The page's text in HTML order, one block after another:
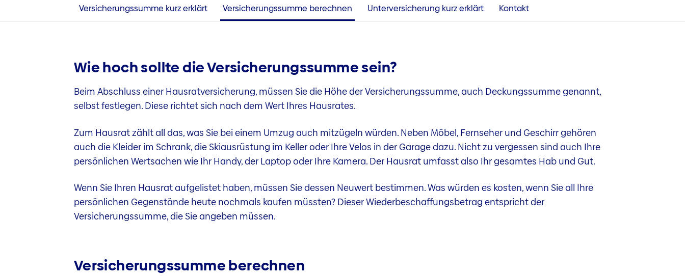
Versicherungssumme kurz erklärt Versicherungssumme berechnen Unterversicherung kurz erklärt Kontakt
Wie hoch sollte die Versicherungssumme sein?
Beim Abschluss einer Hausratversicherung, müssen Sie die Höhe der Versicherungssumme, auch Deckungssumme genannt,
selbst festlegen. Diese richtet sich nach dem Wert Ihres Hausrates.
Zum Hausrat zählt all das, was Sie bei einem Umzug auch mitzügeln würden. Neben Möbel, Fernseher und Geschirr gehören
auch die Kleider im Schrank, die Skiausrüstung im Keller oder Ihre Velos in der Garage dazu. Nicht zu vergessen sind auch Ihre
persönlichen Wertsachen wie Ihr Handy, der Laptop oder Ihre Kamera. Der Hausrat umfasst also Ihr gesamtes Hab und Gut.
Wenn Sie Ihren Hausrat aufgelistet haben, müssen Sie dessen Neuwert bestimmen. Was würden es kosten, wenn Sie all Ihre
persönlichen Gegenstände heute nochmals kaufen müssten? Dieser Wiederbeschaffungsbetrag entspricht der
Versicherungssumme, die Sie angeben müssen.
Versicherungssumme berechnen